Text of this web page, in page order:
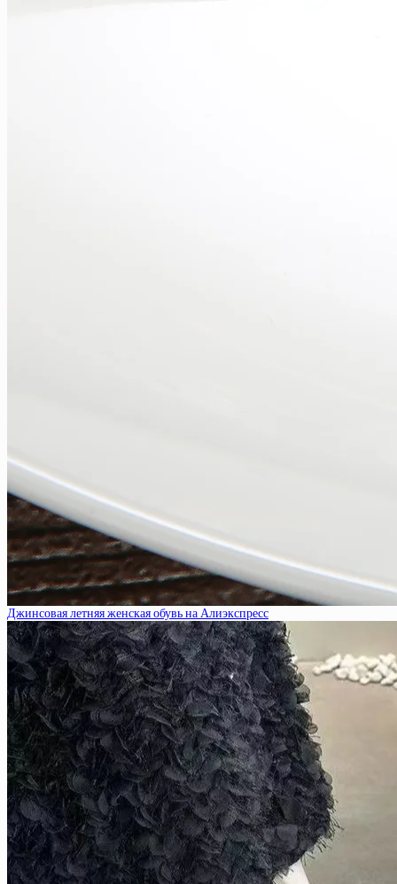
Джинсовая летняя женская обувь на Алиэкспресс